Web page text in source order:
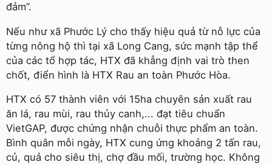
đảm”.
Nếu như xã Phước Lý cho thấy hiệu quả từ nỗ lực của
từng nông hộ thì tại xã Long Cang, sức mạnh tập thể
của các tổ hợp tác, HTX đã khẳng định vai trò then
chốt, điển hình là HTX Rau an toàn Phước Hòa.
HTX có 57 thành viên với 15ha chuyên sản xuất rau
ăn lá, rau mùi, rau thủy canh,... đạt tiêu chuẩn
VietGAP, được chứng nhận chuỗi thực phẩm an toàn.
Bình quân mỗi ngày, HTX cung ứng khoảng 2 tấn rau,
củ, quả cho siêu thị, chợ đầu mối, trường học. Không